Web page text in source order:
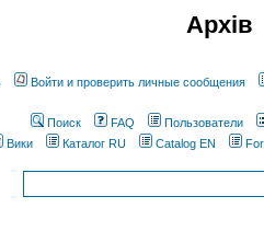
Архів
Войти и проверить личные сообщения
Поиск FAQ Пользователи
Вики
Каталог RU Catalog EN